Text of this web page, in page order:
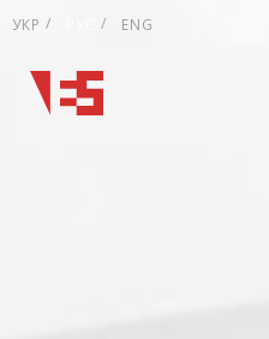
УКР ENG